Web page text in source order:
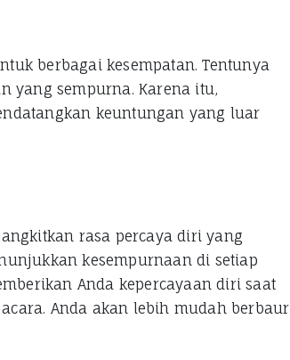
berbagai kesempatan. Tentunya
yang sempurna. Karena itu,
keuntungan yang luar
rasa percaya diri yang
kesempurnaan di setiap
Anda kepercayaan diri saat
Anda akan lebih mudah berbaur